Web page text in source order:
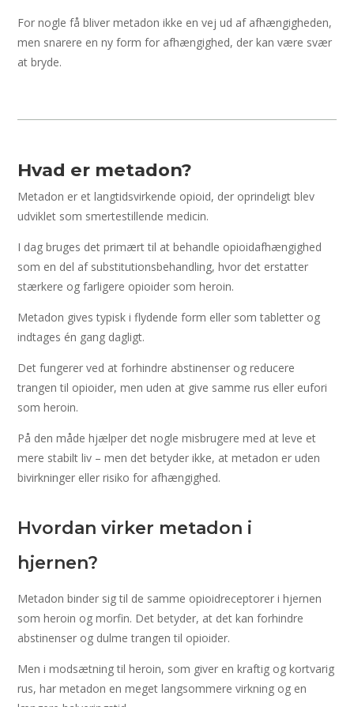
For nogle få bliver metadon ikke en vej ud af afhængigheden,
men snarere en ny form for afhængighed, der kan være svær
at bryde.
Hvad er metadon?
Metadon er et langtidsvirkende opioid, der oprindeligt blev
udviklet som smertestillende medicin.
I dag bruges det primært til at behandle opioidafhængighed
som en del af substitutionsbehandling, hvor det erstatter
stærkere og farligere opioider som heroin.
Metadon gives typisk i flydende form eller som tabletter og
indtages én gang dagligt.
Det fungerer ved at forhindre abstinenser og reducere
trangen til opioider, men uden at give samme rus eller eufori
som heroin.
På den måde hjælper det nogle misbrugere med at leve et
mere stabilt liv – men det betyder ikke, at metadon er uden
bivirkninger eller risiko for afhængighed.
Hvordan virker metadon i
hjernen?
Metadon binder sig til de samme opioidreceptorer i hjernen
som heroin og morfin. Det betyder, at det kan forhindre
abstinenser og dulme trangen til opioider.
Men i modsætning til heroin, som giver en kraftig og kortvarig
rus, har metadon en meget langsommere virkning og en